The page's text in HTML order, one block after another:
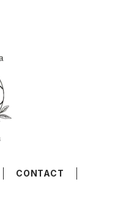
CONTACT